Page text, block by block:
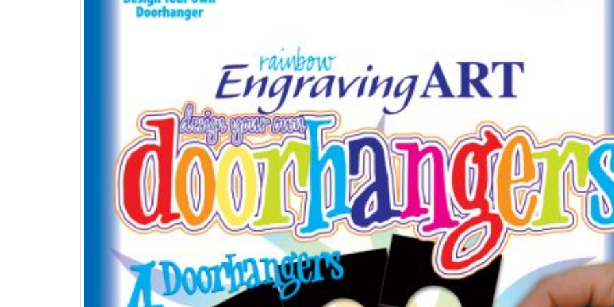
Nouveautés CARTONIC® : la
De ravissants carnets en papier
recyclé et rechargeables à offrir
ou à s’offrir !
-25% sur tout le site pour
préparer la fête des Mères
-20% jusqu’au 30 septembre
avec les French Days
23 septembre 2025
Quels sont les astuces
18 juillet 2021
Fermeture estivale
21 juillet 2026
Profitez des Soldes
juillet